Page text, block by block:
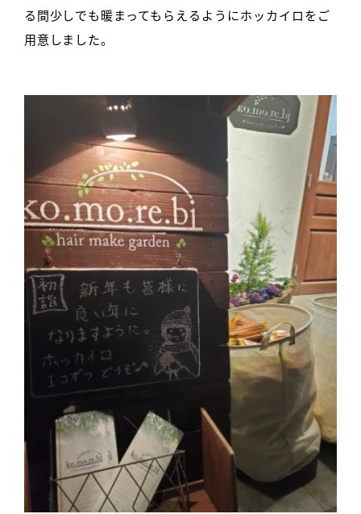
る間少しでも暖まってもらえるようにホッカイロをご
用意しました。